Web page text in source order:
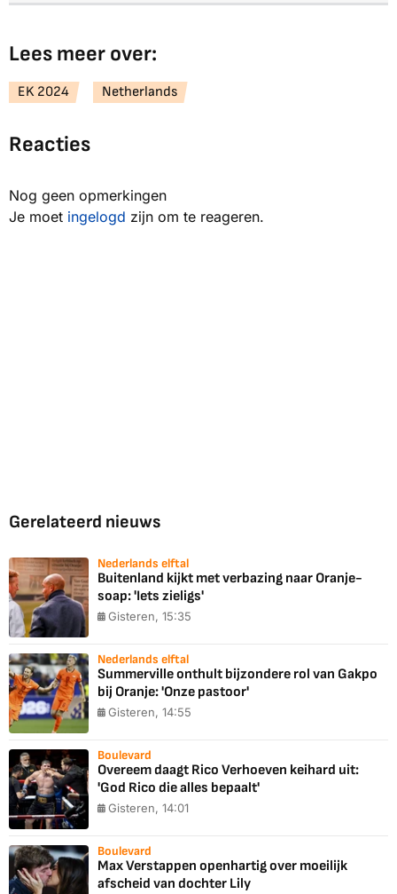
Lees meer over:
EK 2024 Netherlands
Reacties
Nog geen opmerkingen
Je moet ingelogd zijn om te reageren.
Gerelateerd nieuws
Nederlands elftal
Buitenland kijkt met verbazing naar Oranje-
soap: 'Iets zieligs'
Gisteren, 15:35
Nederlands elftal
Summerville onthult bijzondere rol van Gakpo
bij Oranje: 'Onze pastoor'
Gisteren, 14:55
Boulevard
Overeem daagt Rico Verhoeven keihard uit:
'God Rico die alles bepaalt'
Gisteren, 14:01
Boulevard
Max Verstappen openhartig over moeilijk
afscheid van dochter Lily